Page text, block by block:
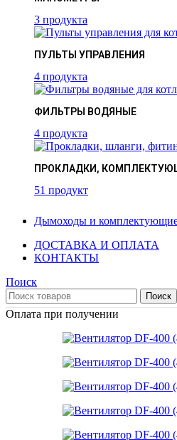
3 продукта
ПУЛЬТЫ УПРАВЛЕНИЯ
4 продукта
ФИЛЬТРЫ ВОДЯНЫЕ
4 продукта
ПРОКЛАДКИ,
51 продукт
Дымоходы и
ДОСТАВКА И ОПЛАТА
КОНТАКТЫ
Поиск
Поиск
Оплата при получении